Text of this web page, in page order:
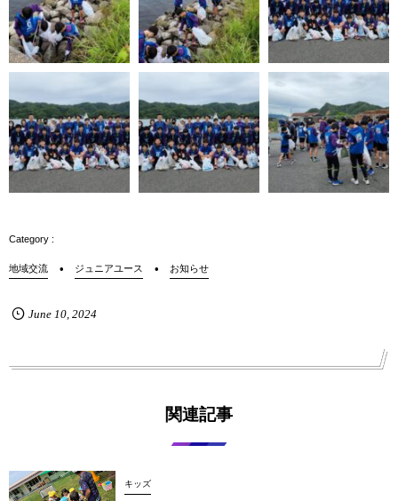
地域交流 ジュニアユース お知らせ
June 10, 2024
関連記事
キッズ